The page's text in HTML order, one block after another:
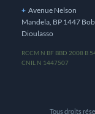
+ Avenue Nelson
Mandela, BP 1447
Dioulasso
RCCM N BF BBD 2008 B
CNIL N 1447507
Tous droits